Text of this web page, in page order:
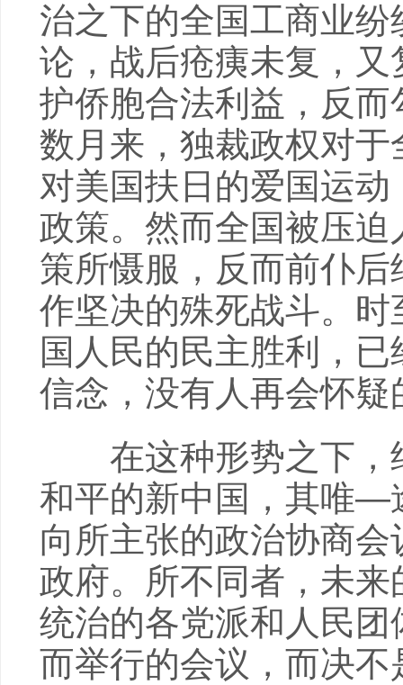
治之下的全国工商业
论，战后疮痍未复，
护侨胞合法利益，反
数月来，独裁政权对
对美国扶日的爱国运
政策。然而全国被压
策所慑服，反而前仆
作坚决的殊死战斗。
国人民的民主胜利，
信念，没有人再会怀疑
在这种形势之下，
和平的新中国，其唯—
向所主张的政治协商
政府。所不同者，未
统治的各党派和人民
而举行的会议，而决